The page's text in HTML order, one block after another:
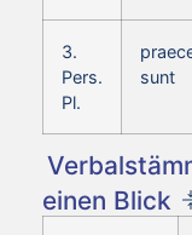
3.
Pers.
Pl.
sunt
einen Blick